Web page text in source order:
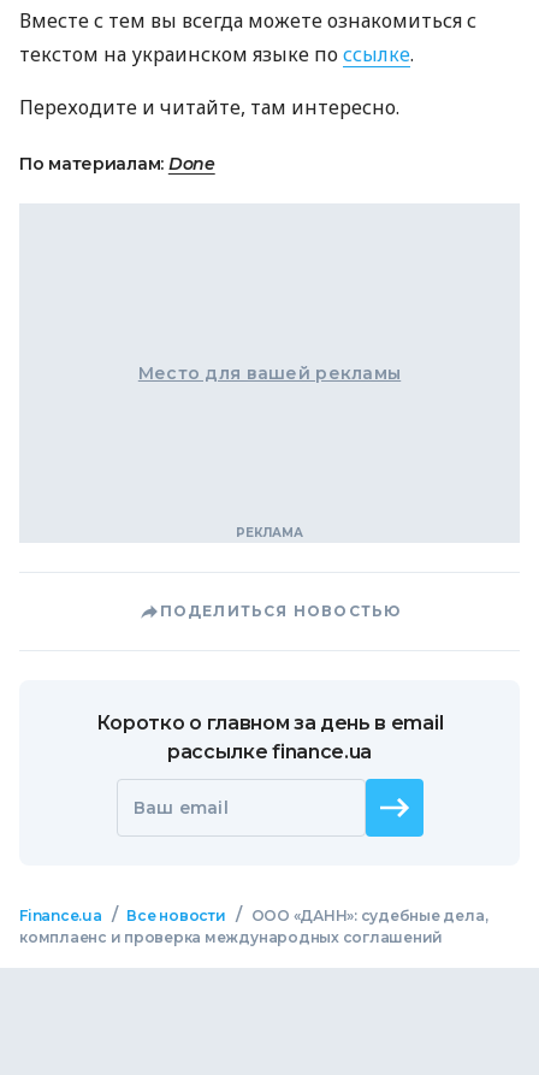
Вместе с тем вы всегда можете ознакомиться с
текстом на украинском языке поссылке.
Переходите и читайте, там интересно.
По материалам: Done
Место для вашей рекламы
ПОДЕЛИТЬСЯ НОВОСТЬЮ
Коротко о главном за день в email
рассылке finance.ua
Ваш email
Finance.ua / Все новости /
ООО «ДАНН»: судебные дела,
комплаенс и проверка международных соглашений